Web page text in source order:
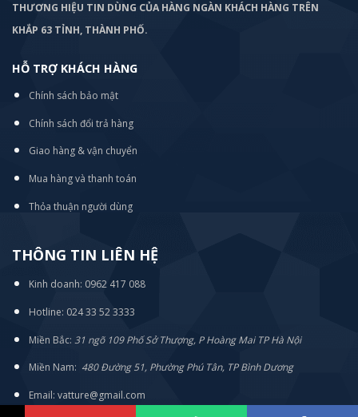
THƯƠNG HIỆU TIN DÙNG CỦA HÀNG NGÀN KHÁCH HÀNG TRÊN
KHẮP 63 TỈNH, THÀNH PHỐ.
HỖ TRỢ KHÁCH HÀNG
Chính sách bảo mật
Chính sách đổi trả hàng
Giao hàng & vận chuyển
Mua hàng và thanh toán
Thỏa thuận người dùng
THÔNG TIN LIÊN HỆ
Kinh doanh: 0962 417 088
Hotline: 024 33 52 3333
Miền Bắc: 31 ngõ 109 Phố Sở Thượng, P Hoàng Mai TP Hà Nội
Miền Nam: 480 Đường 51, Phường Phú Tân, TP Bình Dương
Email: vatture@gmail.com